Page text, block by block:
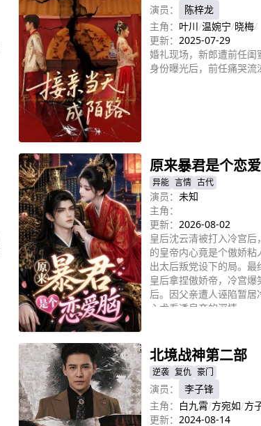
演员：
陈梓龙
主角： 叶川/温婉宁/晓梅/
更新： 2025-07-29
婚礼现场，新郎遭前任闺
身份曝光后，前任痛哭流
原来暴君是个恋
异能 言情 古代
演员： 未知
主角：
更新： 2026-08-02
皇后沈云清被打入冷宫
的皇帝内心竟是个傲娇
出太后叛党设下的局。
皇后拿捏傲娇帝，冷宫
后。因父亲遭人诬陷暂
心术看透皇帝的深情。
北境战神第二部
逆袭 复仇 豪门
演员：
李子锋
主角： 白九霄/方宛如/方
更新： 2024-08-14